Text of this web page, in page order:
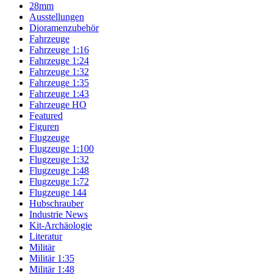
28mm
Ausstellungen
Dioramenzubehör
Fahrzeuge
Fahrzeuge 1:16
Fahrzeuge 1:24
Fahrzeuge 1:32
Fahrzeuge 1:35
Fahrzeuge 1:43
Fahrzeuge HO
Featured
Figuren
Flugzeuge
Flugzeuge 1:100
Flugzeuge 1:32
Flugzeuge 1:48
Flugzeuge 1:72
Flugzeuge 144
Hubschrauber
Industrie News
Kit-Archäologie
Literatur
Militär
Militär 1:35
Militär 1:48